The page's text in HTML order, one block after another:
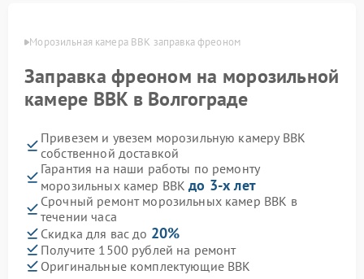
Морозильная камера BBK заправка фреоном
Заправка фреоном на морозильной
камере BBK в Волгограде
Привезем и увезем морозильную камеру BBK
собственной доставкой
Гарантия на наши работы по ремонту
морозильных камер BBKдо 3-х лет
Срочный ремонт морозильных камер BBK в
течении часа
Скидка для вас до 20%
Получите 1500 рублей на ремонт
Оригинальные комплектующие BBK